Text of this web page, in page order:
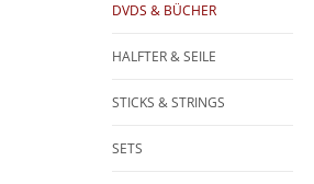
DVDS & BÜCHER
HALFTER & SEILE
STICKS & STRINGS
SETS